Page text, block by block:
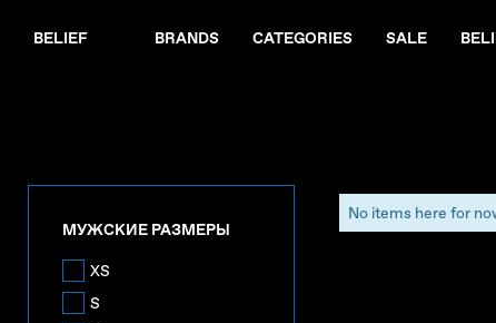
BELIEF BRANDS CATEGORIES SALE
МУЖСКИЕ РАЗМЕРЫ
XS
S
No items here for